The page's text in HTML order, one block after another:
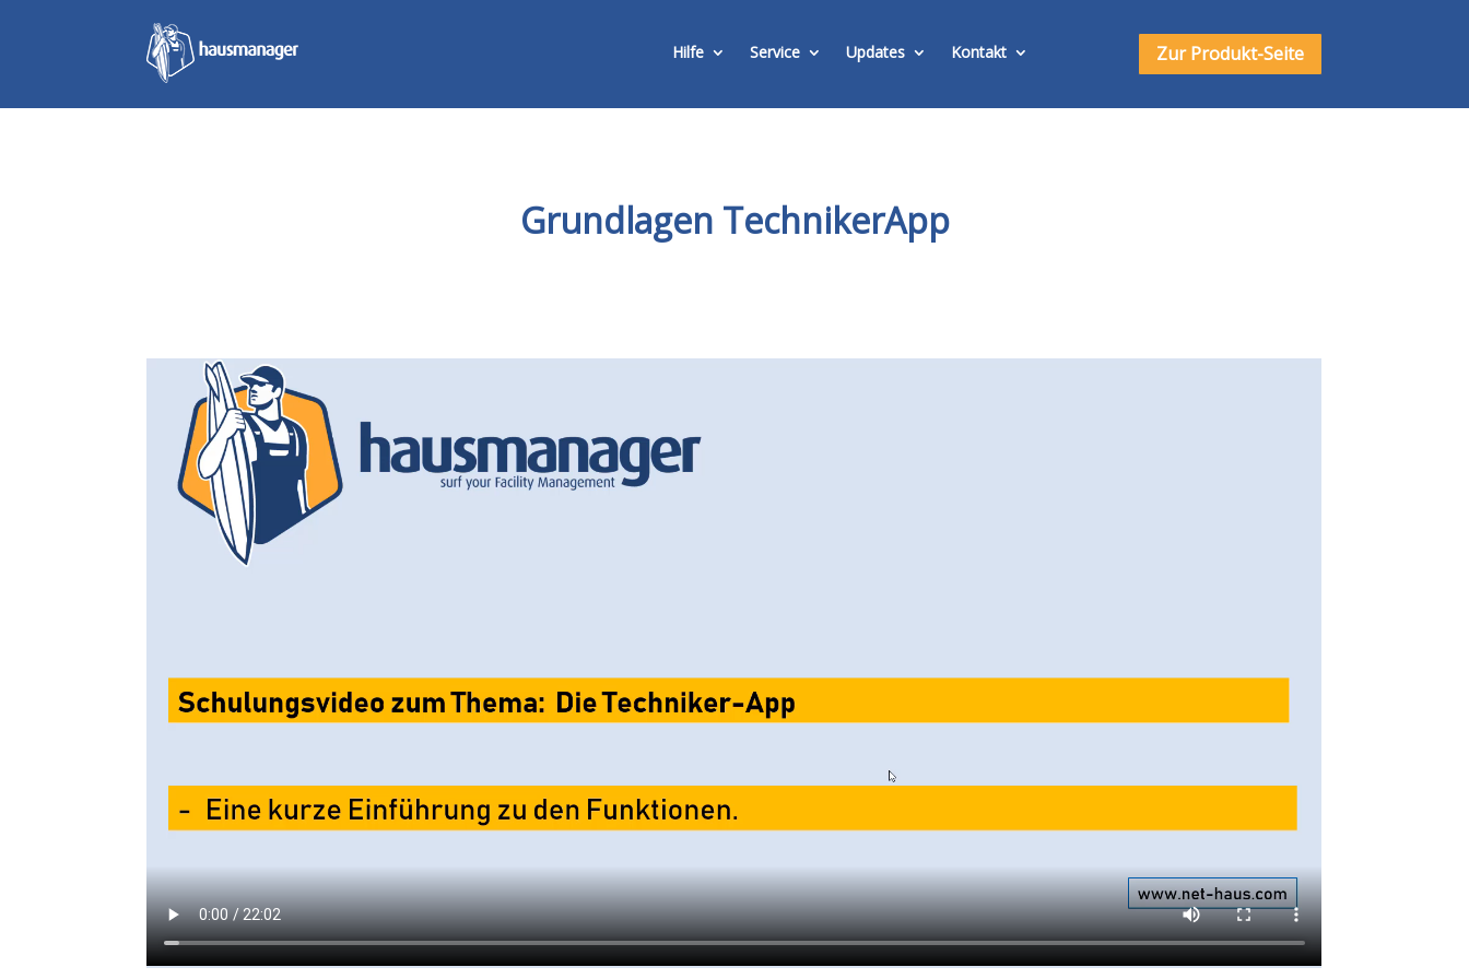
Hilfe Service Updates Kontakt Zur Produkt-Seite
Grundlagen TechnikerApp